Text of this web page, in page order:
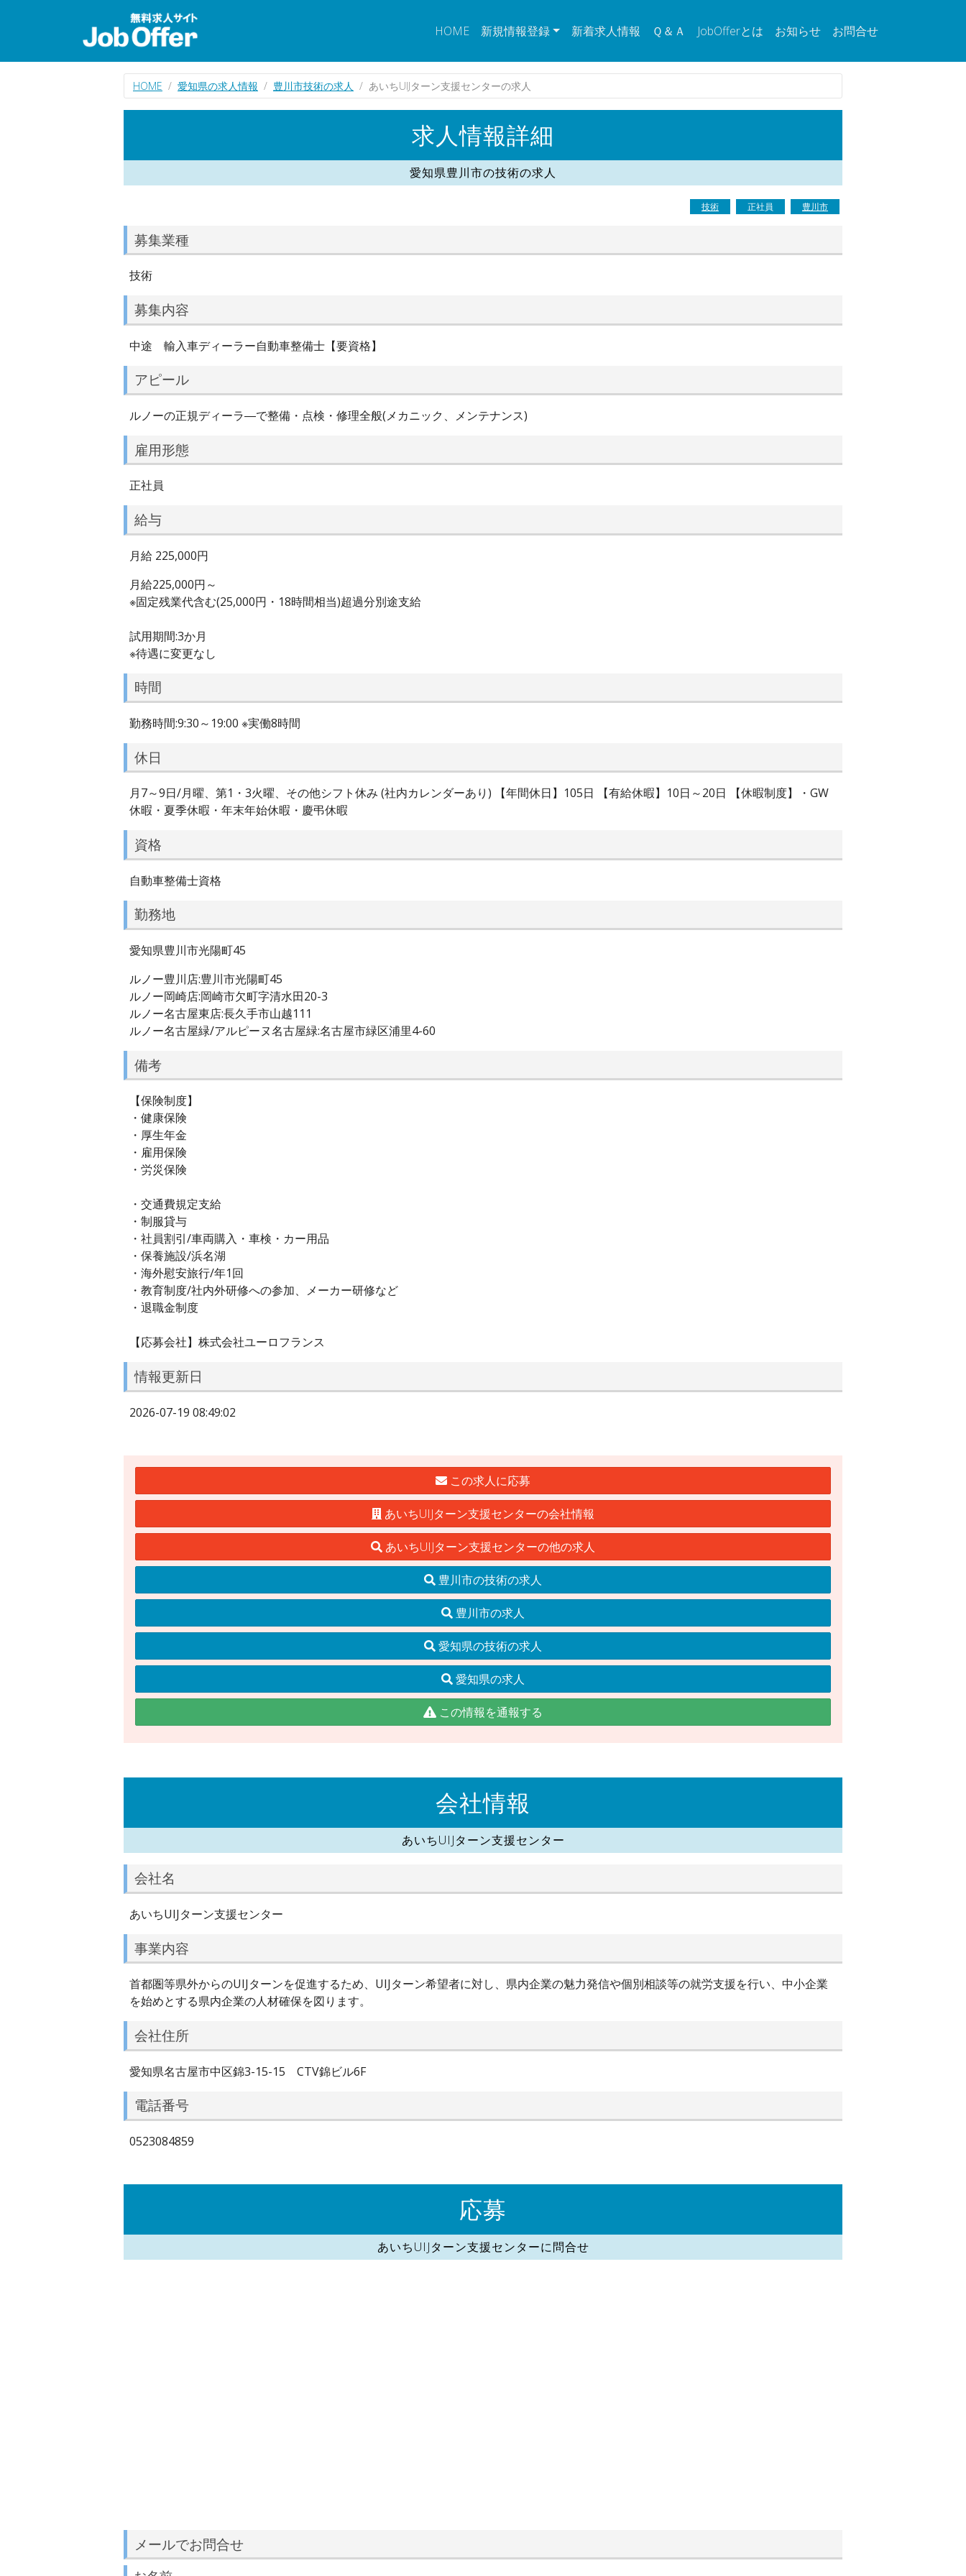
HOME 新規情報登録 新着求人情報 Ｑ＆Ａ JobOfferとは お知らせ お問合せ
HOME 愛知県の求人情報 豊川市技術の求人 あいちUIJターン支援センターの求人
求人情報詳細
愛知県豊川市の技術の求人
技術 正社員 豊川市
募集業種
技術
募集内容
中途 輸入車ディーラー自動車整備士【要資格】
アピール
ルノーの正規ディーラ―で整備・点検・修理全般(メカニック、メンテナンス)
雇用形態
正社員
給与
月給 225,000円
月給225,000円～
※固定残業代含む(25,000円・18時間相当)超過分別途支給
試用期間:3か月
※待遇に変更なし
時間
勤務時間:9:30～19:00 ※実働8時間
休日
月7～9日/月曜、第1・3火曜、その他シフト休み (社内カレンダーあり) 【年間休日】105日 【有給休暇】10日～20日 【休暇制度】・GW
休暇・夏季休暇・年末年始休暇・慶弔休暇
資格
自動車整備士資格
勤務地
愛知県豊川市光陽町45
ルノー豊川店:豊川市光陽町45
ルノー岡崎店:岡崎市欠町字清水田20-3
ルノー名古屋東店:長久手市山越111
ルノー名古屋緑/アルピーヌ名古屋緑:名古屋市緑区浦里4-60
備考
【保険制度】
・健康保険
・厚生年金
・雇用保険
・労災保険
・交通費規定支給
・制服貸与
・社員割引/車両購入・車検・カー用品
・保養施設/浜名湖
・海外慰安旅行/年1回
・教育制度/社内外研修への参加、メーカー研修など
・退職金制度
【応募会社】株式会社ユーロフランス
情報更新日
2026-07-19 08:49:02
この求人に応募
あいちUIJターン支援センターの会社情報
あいちUIJターン支援センターの他の求人
豊川市の技術の求人
豊川市の求人
愛知県の技術の求人
愛知県の求人
この情報を通報する
会社情報
あいちUIJターン支援センター
会社名
あいちUIJターン支援センター
事業内容
首都圏等県外からのUIJターンを促進するため、UIJターン希望者に対し、県内企業の魅力発信や個別相談等の就労支援を行い、中小企業
を始めとする県内企業の人材確保を図ります。
会社住所
愛知県名古屋市中区錦3-15-15 CTV錦ビル6F
電話番号
0523084859
応募
あいちUIJターン支援センターに問合せ
メールでお問合せ